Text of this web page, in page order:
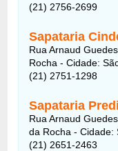
(21) 2756-2699
Sapataria
Rua Arnaud
Rocha - Cidade:
(21) 2751-1298
Sapataria
Rua Arnaud
da Rocha - Cidade:
(21) 2651-2463